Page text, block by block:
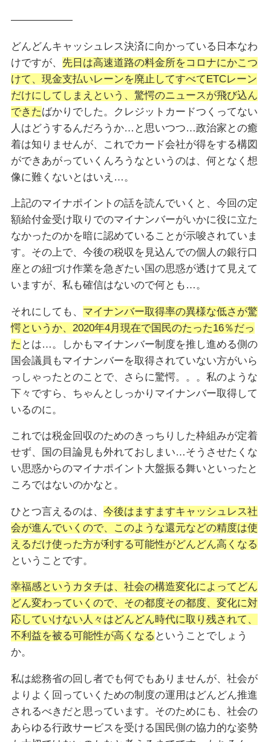
——————
どんどんキャッシュレス決済に向かっている日本なわ
けですが、 先日は高速道路の料金所をコロナにかこつ
けて、現金支払いレーンを廃止してすべてETCレーン
だけにしてしまえという、驚愕のニュースが飛び込ん
できたばかりでした。クレジットカードつくってない
人はどうするんだろうか…と思いつつ…政治家との癒
着は知りませんが、これでカード会社が得をする構図
ができあがっていくんろうなというのは、何となく想
像に難くないとはいえ…。
上記のマイナポイントの話を読んでいくと、今回の定
額給付金受け取りでのマイナンバーがいかに役に立た
なかったのかを暗に認めていることが示唆されていま
す。その上で、今後の税収を見込んでの個人の銀行口
座との紐づけ作業を急ぎたい国の思惑が透けて見えて
いますが、私も確信はないので何とも…。
それにしても、 マイナンバー取得率の異様な低さが驚
愕というか、2020年4月現在で国民のたった16％だっ
た とは…。しかもマイナンバー制度を推し進める側の
国会議員もマイナンバーを取得されていない方がいら
っしゃったとのことで、さらに驚愕。。。私のような
下々ですら、ちゃんとしっかりマイナンバー取得して
いるのに。
これでは税金回収のためのきっちりした枠組みが定着
せず、国の目論見も外れておしまい…そうさせたくな
い思惑からのマイナポイント大盤振る舞いといったと
ころではないのかなと。
ひとつ言えるのは、 今後はますますキャッシュレス社
会が進んでいくので、このような還元などの精度は使
えるだけ使った方が利する可能性がどんどん高くなる
ということです。
幸福感というカタチは、社会の構造変化によってどん
どん変わっていくので、その都度その都度、変化に対
応していけない人々はどんどん時代に取り残されて、
不利益を被る可能性が高くなる ということでしょう
か。
私は総務省の回し者でも何でもありませんが、社会が
よりよく回っていくための制度の運用はどんどん推進
されるべきだと思っています。そのためにも、社会の
あらゆる行政サービスを受ける国民側の協力的な姿勢